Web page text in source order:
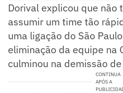
Dorival explicou que não
assumir um time tão
uma ligação do São
eliminação da equipe na
culminou na demissão
CONTINUA
APÓS A